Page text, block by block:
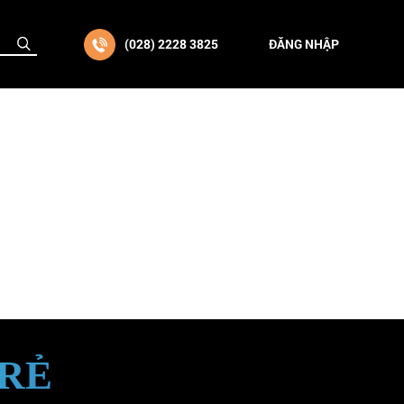
(028) 2228 3825 ĐĂNG NHẬP